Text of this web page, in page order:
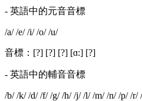
- 英語中的元音音標
/a/ /e/ /i/ /o/ /u/
音標：[?] [?] [?] [ɑ:] [?]
- 英語中的輔音音標
/b/ /k/ /d/ /f/ /g/ /h/ /j/ /l/ /m/ /n/ /p/ /r/